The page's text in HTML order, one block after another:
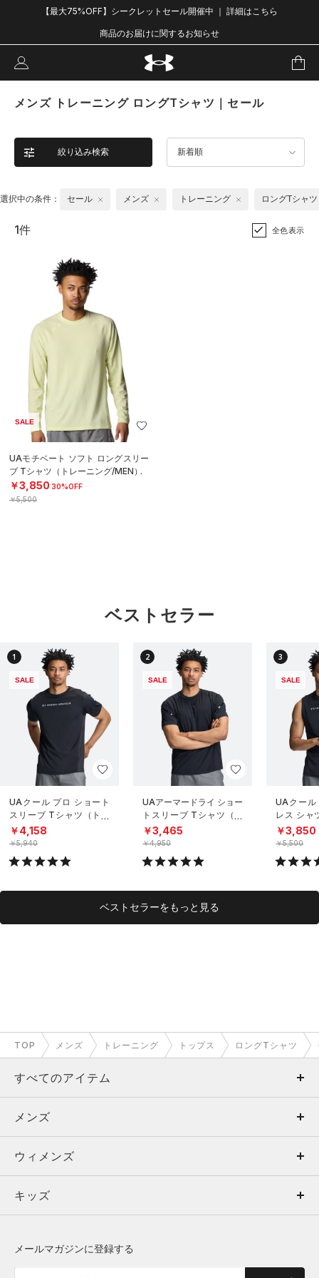
【最大75%OFF】シークレットセール開催中 ｜ 詳細はこちら
商品のお届けに関するお知らせ
メンズ トレーニング ロングTシャツ｜セール
絞り込み検索 新着順
選択中の条件： セール メンズ トレーニング ロングTシャツ
1件 全色表示
SALE
UAモチベート ソフト ロングスリー
ブ Tシャツ（トレーニング/MEN）
￥3,850 30%OFF
￥5,500
ベストセラー
1
SALE
UAクール プロ ショート
スリーブ Tシャツ（トレ
ーニング/MEN）
￥4,158
￥5,940
2
SALE
UAアーマードライ ショー
トスリーブ Tシャツ（ト
レーニング/MEN）
￥3,465
￥4,950
3
SALE
UAクール
レス シャ
グ/MEN）
￥3,850
￥5,500
ベストセラーをもっと見る
TOP メンズ トレーニング トップス ロングTシャツ
すべてのアイテム
メンズ
ウィメンズ
キッズ
メンズ
トップス
ボトムス
ウィメンズ
トップス
キッズ
メールマガジンに登録する